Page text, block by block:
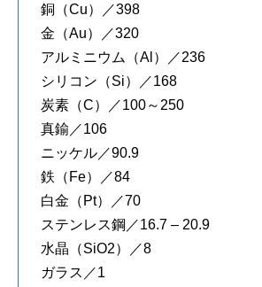
銅（Cu）／398
金（Au）／320
アルミニウム（Al）／236
シリコン（Si）／168
炭素（C）／100～250
真鍮／106
ニッケル／90.9
鉄（Fe）／84
白金（Pt）／70
ステンレス鋼／16.7 – 20.9
水晶（SiO2）／8
ガラス／1